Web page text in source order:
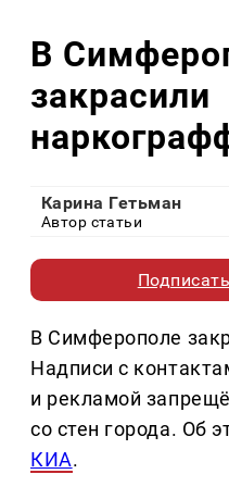
В
закрасили
Карина Гетьман
Автор статьи
В Симферополе
Надписи с
и рекламой
со стен города. Об
КИА.